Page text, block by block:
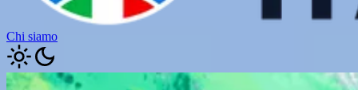
Chi siamo